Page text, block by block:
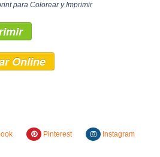
para Colorear y Imprimir
Online
Pinterest
Instagram